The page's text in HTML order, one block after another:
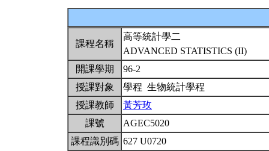
課程名稱
高等統計學二
ADVANCED STATISTICS (II)
開課學期
96-2
授課對象
學程 生物統計學程
授課教師
黃芳玫
課號
AGEC5020
課程識別碼 627 U0720